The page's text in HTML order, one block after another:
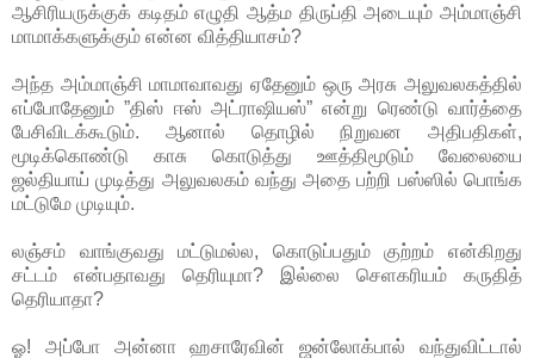
ஆசிரியருக்குக் கடிதம் எழுதி ஆத்ம திருப்தி அடையும் அம்மாஞ்சி
மாமாக்களுக்கும் என்ன வித்தியாசம்?
அந்த அம்மாஞ்சி மாமாவாவது ஏதேனும் ஒரு அரசு அலுவலகத்தில்
எப்போதேனும் ”திஸ் ஈஸ் அட்ராஷியஸ்” என்று ரெண்டு வார்த்தை
பேசிவிடக்கூடும். ஆனால் தொழில் நிறுவன அதிபதிகள்,
மூடிக்கொண்டு காசு கொடுத்து ஊத்திமூடும் வேலையை
ஜல்தியாய் முடித்து அலுவலகம் வந்து அதை பற்றி பஸ்ஸில் பொங்க
மட்டுமே முடியும்.
லஞ்சம் வாங்குவது மட்டுமல்ல, கொடுப்பதும் குற்றம் என்கிறது
சட்டம் என்பதாவது தெரியுமா? இல்லை செளகரியம் கருதித்
தெரியாதா?
ஓ! அப்போ அன்னா ஹசாரேவின் ஜன்லோக்பால் வந்துவிட்டால்